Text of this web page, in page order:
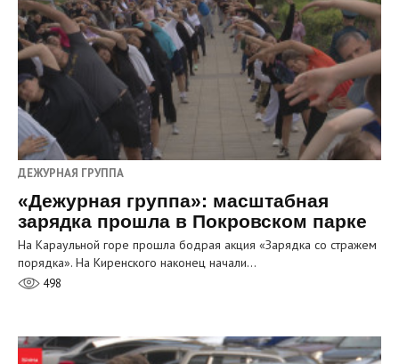
ДЕЖУРНАЯ ГРУППА
«Дежурная группа»: масштабная
зарядка прошла в Покровском парке
На Караульной горе прошла бодрая акция «Зарядка со стражем
порядка». На Киренского наконец начали…
498